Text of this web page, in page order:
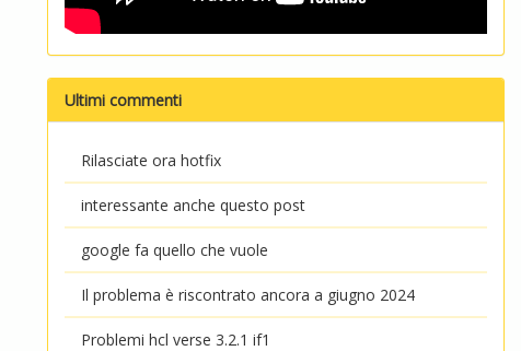
Ultimi commenti
Rilasciate ora hotfix
interessante anche questo post
google fa quello che vuole
Il problema è riscontrato ancora a giugno 2024
Problemi hcl verse 3.2.1 if1